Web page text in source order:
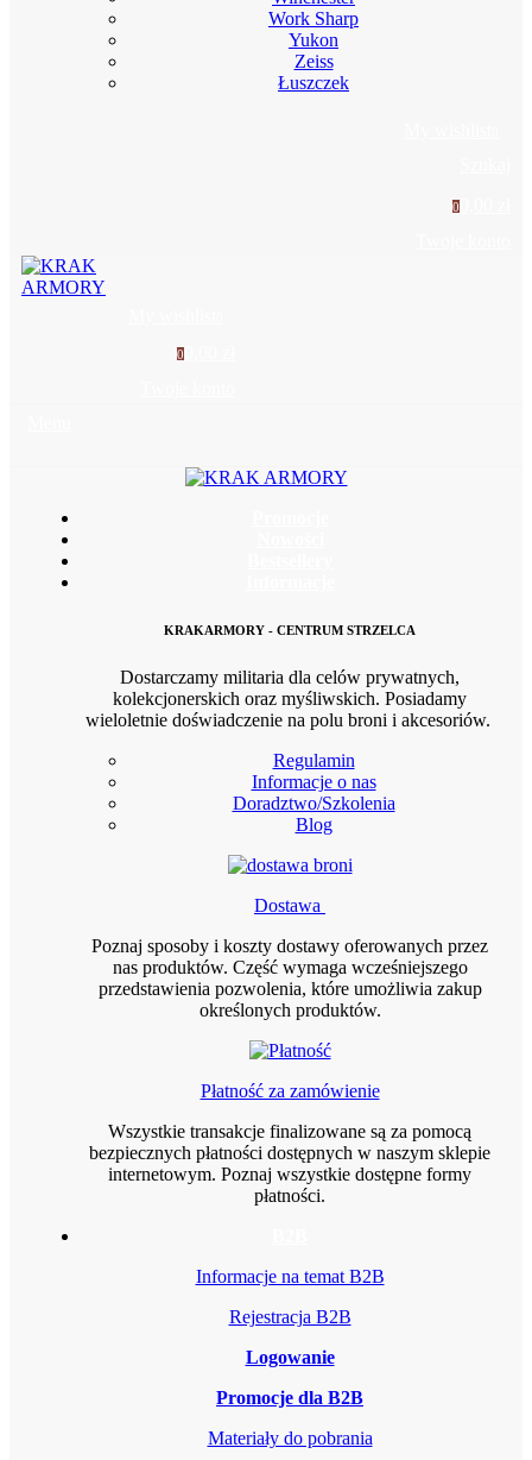
Work Sharp
Yukon
Zeiss
Łuszczek
0
00,00 zł
KRAKARMORY - CENTRUM STRZELCA
Dostarczamy militaria dla celów prywatnych,
kolekcjonerskich oraz myśliwskich. Posiadamy
wieloletnie doświadczenie na polu broni i akcesoriów.
Regulamin
Informacje o nas
Doradztwo/Szkolenia
Blog
Dostawa
Poznaj sposoby i koszty dostawy oferowanych przez
nas produktów. Część wymaga wcześniejszego
przedstawienia pozwolenia, które umożliwia zakup
określonych produktów.
Płatność za zamówienie
Wszystkie transakcje finalizowane są za pomocą
bezpiecznych płatności dostępnych w naszym sklepie
internetowym. Poznaj wszystkie dostępne formy
płatności.
Informacje na temat B2B
Rejestracja B2B
Logowanie
Promocje dla B2B
Materiały do pobrania